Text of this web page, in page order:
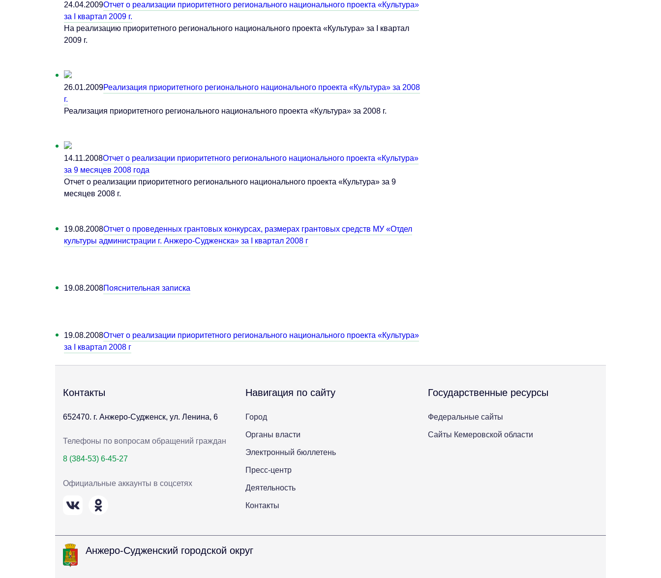
24.04.2009Отчет о реализации приоритетного регионального национального проекта «Культура»
за I квартал 2009 г.
На реализацию приоритетного регионального национального проекта «Культура» за I квартал
2009 г.
26.01.2009Реализация приоритетного регионального национального проекта «Культура» за 2008
г.
Реализация приоритетного регионального национального проекта «Культура» за 2008 г.
14.11.2008Отчет о реализации приоритетного регионального национального проекта «Культура»
за 9 месяцев 2008 года
Отчет о реализации приоритетного регионального национального проекта «Культура» за 9
месяцев 2008 г.
19.08.2008Отчет о проведенных грантовых конкурсах, размерах грантовых средств МУ «Отдел
культуры администрации г. Анжеро-Судженска» за I квартал 2008 г
19.08.2008Пояснительная записка
19.08.2008Отчет о реализации приоритетного регионального национального проекта «Культура»
за I квартал 2008 г
Контакты
652470. г. Анжеро-Судженск, ул. Ленина, 6
Телефоны по вопросам обращений граждан
8 (384-53) 6-45-27
Официальные аккаунты в соцсетях
Навигация по сайту
Город
Органы власти
Электронный бюллетень
Пресс-центр
Деятельность
Контакты
Государственные ресурсы
Федеральные сайты
Сайты Кемеровской области
Анжеро-Судженский городской округ